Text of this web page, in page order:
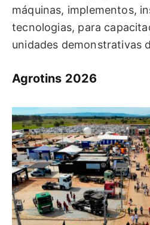
máquinas, implementos,
tecnologias, para
unidades demonstrativas
Agrotins 2026